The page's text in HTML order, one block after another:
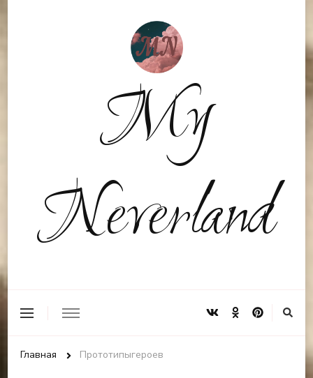
My
Neverland
Главная Прототипыгероев